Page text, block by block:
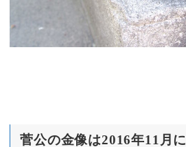
菅公の金像は2016年11月に